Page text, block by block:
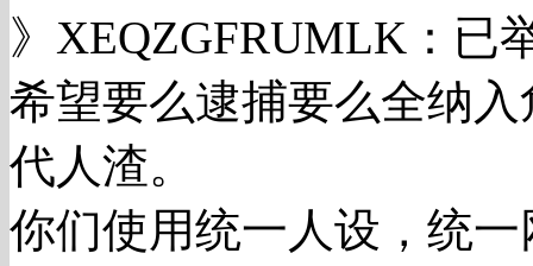
》XEQZGFRUMLK：已
希望要么逮捕要么全纳
代人渣。
你们使用统一人设，统